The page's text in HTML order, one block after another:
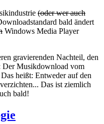
(oder wer auch
bald ändert
Windows Media Player
gravierenden Nachteil, den
Der Musikdownload vom
heißt: Entweder auf den
Das ist ziemlich
bald!